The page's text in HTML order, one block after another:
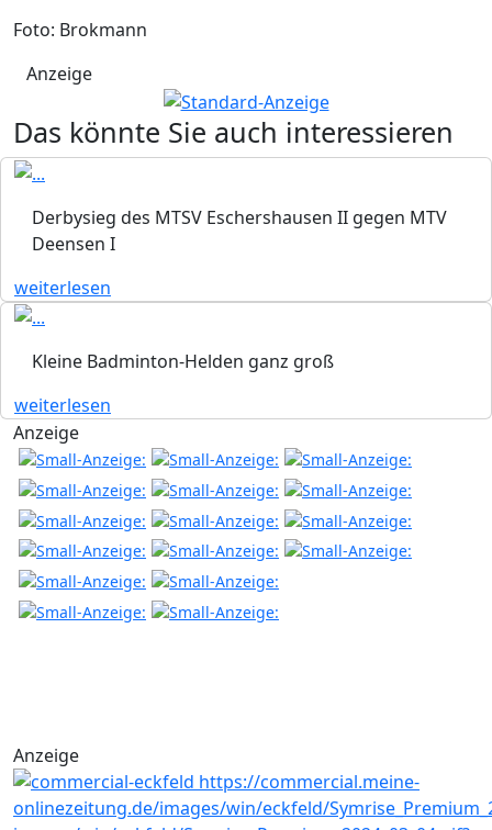
Foto: Brokmann
Anzeige
Das könnte Sie auch interessieren
Derbysieg des MTSV Eschershausen II gegen MTV
Deensen I
weiterlesen
Kleine Badminton-Helden ganz groß
weiterlesen
Anzeige
Anzeige